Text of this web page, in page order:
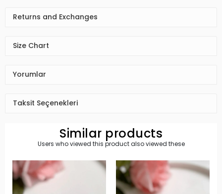
Returns and Exchanges
Size Chart
Yorumlar
Taksit Seçenekleri
Similar products
Users who viewed this product also viewed these